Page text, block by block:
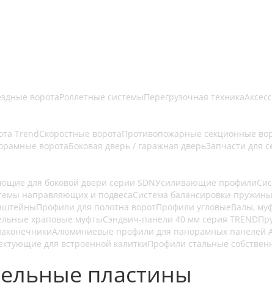
воротаРоллетные системыПерегрузочная техника
TrendСкоростные воротаПротивопожарные секционные
воротаБоковая дверь / гаражная дверьЗапчасти для
для боковой двери серии SDNУсиливающие профили
направляющих и подвесаСистема балансировки-
Профили для полотна воротПрофили угловыеВалы,
храповые муфтыСэндвич-панели 40 мм серия TREND
Алюминиевые профили для панорамных панелей
для встроенной калиткиПрофили стальные
пластины